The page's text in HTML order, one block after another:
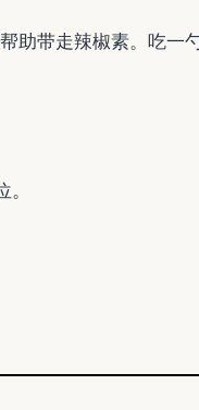
助带走辣椒素。吃一